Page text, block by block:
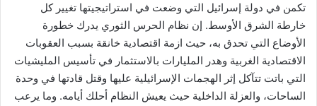
تكمن في دولة إسرائيل التي وضعت في استراتيجيتها تغيير كل
خارطة الشرق الأوسط. إن نظام الحرس الثوري يدرك خطورة
الأوضاع التي تحدق به، حيث ازمة اقتصادية خانقة بسبب العقوبات
الاقتصادية الغربية وهدر المليارات بالاستثمار في تأسيس المليشيات
التي باتت تتآكل إثر الهجمات الإسرائيلية عليها وقتل قادتها في وحدة
الساحات، والعزلة الداخلية حيث يعيش النظام أحلك أيامه. وما يرعب